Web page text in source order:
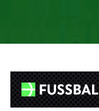
MID-AGER